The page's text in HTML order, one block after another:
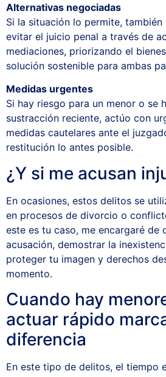
Alternativas negociadas
Si la situación lo permite,
evitar el juicio penal a través de
mediaciones, priorizando el
solución sostenible para ambas
Medidas urgentes
Si hay riesgo para un menor o se
sustracción reciente, actúo con
medidas cautelares ante el
restitución lo antes posible.
¿Y si me acusan
En ocasiones, estos delitos se
en procesos de divorcio o
este es tu caso, me encargaré de
acusación, demostrar la
proteger tu imagen y derechos
momento.
Cuando hay
actuar rápido
diferencia
En este tipo de delitos, el tiempo